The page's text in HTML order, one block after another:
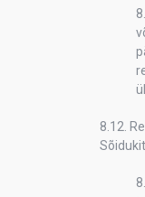
8.12.